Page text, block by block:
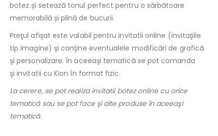
botez și setează tonul perfect pentru o sărbătoare
memorabilă și plină de bucurii.
Preţul afişat este valabil pentru invitatii online (invitaţiile
tip imagine) şi conţine eventualele modificări de grafică
şi personalizare. În aceeaşi tematică se pot comanda
şi invitatii cu Kion în format fizic.
La cerere, se pot realiza invitatii botez online cu orice
tematică sau se pot face şi alte produse în aceeaşi
tematică.